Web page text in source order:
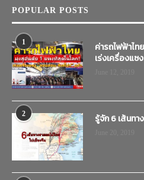
POPULAR POSTS
1
ค่ารถไฟฟ้าไ
เร่งเครื่องแ
2 รู้จัก 6 เส้นทา